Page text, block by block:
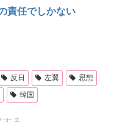
責任でしかない
反日 左翼
思想
韓国